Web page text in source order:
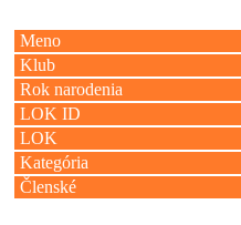
Meno
Klub
Rok narodenia
LOK ID
LOK
Kategória
Členské